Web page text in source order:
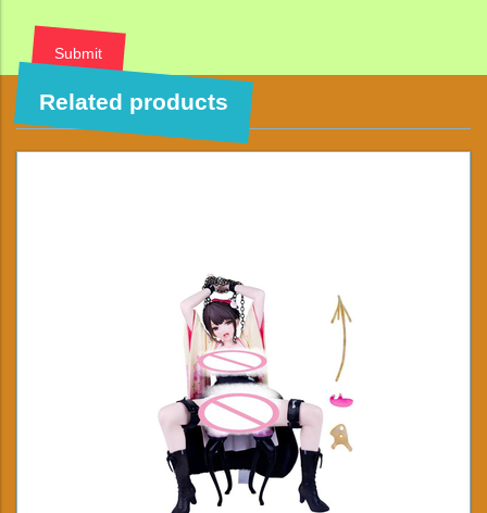
Submit
Related products